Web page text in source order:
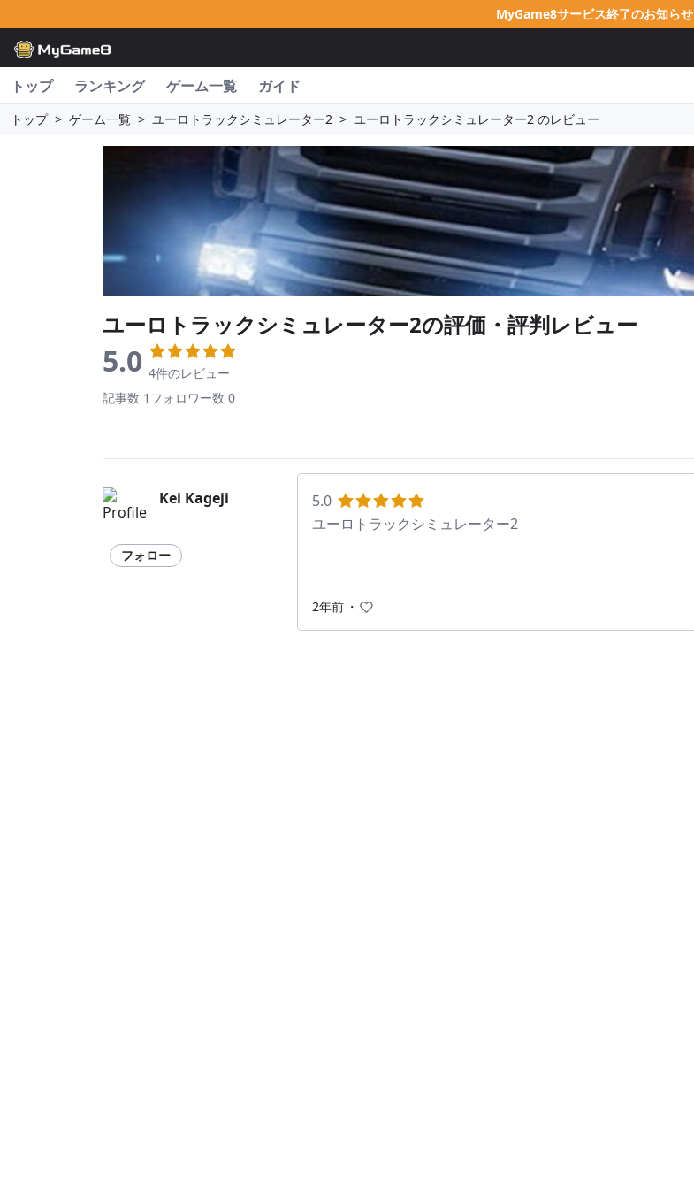
MyGame8サービス終了のお知らせ
トップ ランキング ゲーム一覧 ガイド
トップ > ゲーム一覧 > ユーロトラックシミュレーター2 > ユーロトラックシミュレーター2 のレビュー
ユーロトラックシミュレーター2の評価・評判レビュー
5.0 4件のレビュー
記事数 1 フォロワー数 0
5.0
ユーロトラックシミュレーター2
2年前 ・
Kei Kageji
フォロー